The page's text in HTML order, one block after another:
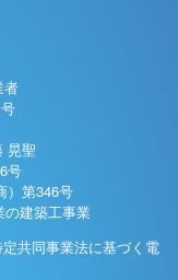
者
聖
号
）第346号
建築工事業
共同事業法に基づく電